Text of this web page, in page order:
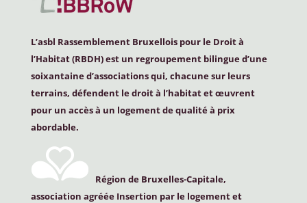
L’asbl Rassemblement Bruxellois pour le Droit à
l’Habitat (RBDH) est un regroupement bilingue d’une
soixantaine d’associations qui, chacune sur leurs
terrains, défendent le droit à l’habitat et œuvrent
pour un accès à un logement de qualité à prix
abordable.
Région de Bruxelles-Capitale,
association agréée Insertion par le logement et